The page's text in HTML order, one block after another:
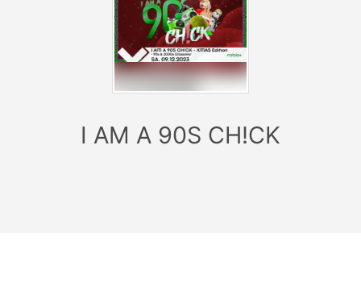
dem Motto “ES ESKALIERT EH!” pilgern sie in
Heilbronns #lieblingsclub, dem Mobilat, um mit euch zu
den besten 90s & 2000s Crossover Tunes zu feiern.
Es wird trashig, es wird poppig es wird gemasht was
nur deinen Club zum beben bringt, sondern die geilsten
I AM A 90S CH!CK